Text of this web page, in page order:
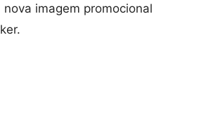
imagem promocional